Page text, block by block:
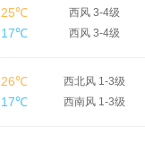
25℃
西风 3-4级
17℃ 西风 3-4级
26℃
西北风 1-3级
17℃ 西南风 1-3级